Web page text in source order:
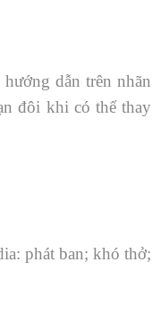
dẫn trên nhãn
đôi khi có thể thay
phát ban; khó thở;